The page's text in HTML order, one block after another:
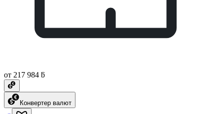
от 217 984 ƃ
Конвертер валют